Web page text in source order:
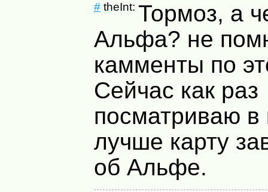
#theInt: Тормоз, а
Альфа? не
камменты по
Сейчас как раз
посматриваю в
лучше карту
об Альфе.